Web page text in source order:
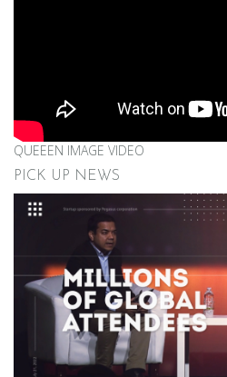
QUEEEN IMAGE VIDEO
PICK UP NEWS